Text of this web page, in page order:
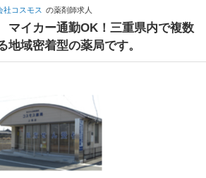
社コスモス の薬剤師求人
マイカー通勤OK！三重県内で複数
地域密着型の薬局です。